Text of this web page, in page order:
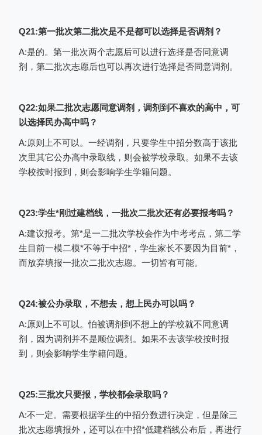
如果考生需要删除本批志愿，可以点击
打开本批次志愿列表，然后点击页面上方
的“清除”按钮，如下图：
Q21:第一批次第二批次是不是都可以选择是否调剂？
A:是的。第一批次两个志愿后可以进行选择是否同意调
剂，第二批次志愿后也可以再次进行选择是否同意调剂。
Q22:如果二批次志愿同意调剂，调剂到不喜欢的高中，可
以选择民办高中吗？
A:原则上不可以。一经调剂，只要学生中招分数高于该批
次里其它公办高中录取线，则会被学校录取。如果不去该
学校按时报到，则会影响学生学籍问题。
Q23:学生*刚过建档线，一批次二批次还有必要报考吗？
A:建议报考。第*是一二批次学校会作为中考考点，第二学
生目前一模二模*不等于中招*，学生家长不要因为目前*，
而放弃填报一批次二批次志愿。一切皆有可能。
Q24:被公办录取，不想去，想上民办可以吗？
A:原则上不可以。怕被调剂到不想上的学校就不同意调
剂，因为调剂并不是顺位调剂。如果不去该学校按时报
到，则会影响学生学籍问题。
Q25:三批次只要报，学校都会录取吗？
A:不一定。需要根据学生的中招分数进行决定，但是除三
批次志愿填报外，还可以在中招*低建档线公布后，再进行